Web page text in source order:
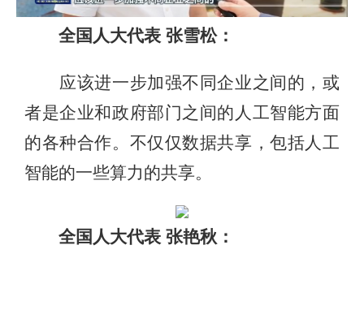
全国人大代表 张雪松：
应该进一步加强不同企业之间的，或
者是企业和政府部门之间的人工智能方面
的各种合作。不仅仅数据共享，包括人工
智能的一些算力的共享。
全国人大代表 张艳秋：